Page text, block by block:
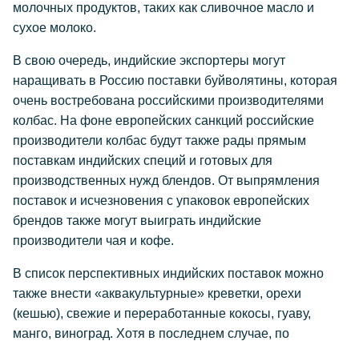
молочных продуктов, таких как сливочное масло и
сухое молоко.
В свою очередь, индийские экспортеры могут
наращивать в Россию поставки буйволятины, которая
очень востребована российскими производителями
колбас. На фоне европейских санкций российские
производители колбас будут также рады прямым
поставкам индийских специй и готовых для
производственных нужд блендов. От выпрямления
поставок и исчезновения с упаковок европейских
брендов также могут выиграть индийские
производители чая и кофе.
В список перспективных индийских поставок можно
также внести «аквакультурные» креветки, орехи
(кешью), свежие и переработанные кокосы, гуаву,
манго, виноград. Хотя в последнем случае, по